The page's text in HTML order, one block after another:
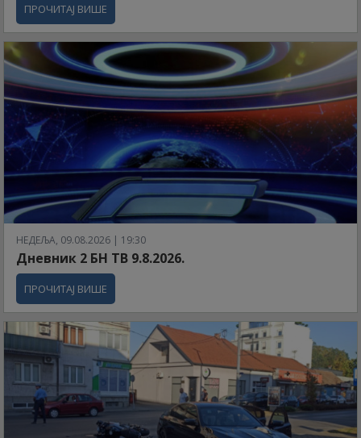
ПРОЧИТАЈ ВИШЕ
НЕДЕЉА, 09.08.2026 | 19:30
Дневник 2 БН ТВ 9.8.2026.
ПРОЧИТАЈ ВИШЕ